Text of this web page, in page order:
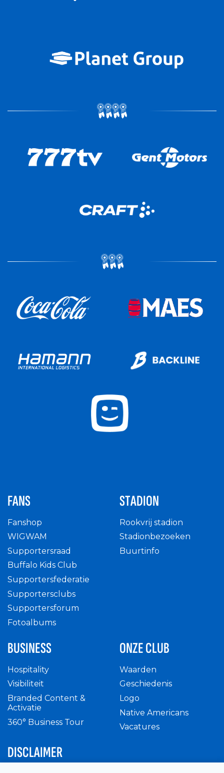
FANS
Fanshop
WIGWAM
Supportersraad
Buffalo Kids Club
Supportersfederatie
Supportersclubs
Supportersforum
Fotoalbums
STADION
Rookvrij stadion
Stadionbezoeken
Buurtinfo
BUSINESS
Hospitality
Visibiliteit
Branded Content &
Activatie
360° Business Tour
ONZE CLUB
Waarden
Geschiedenis
Logo
Native Americans
Vacatures
DISCLAIMER